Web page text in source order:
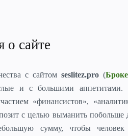
о сайте
с сайтом seslitez.pro (
и с большими аппетитами.
«финансистов»,
с целью выманить побольше
сумму, чтобы